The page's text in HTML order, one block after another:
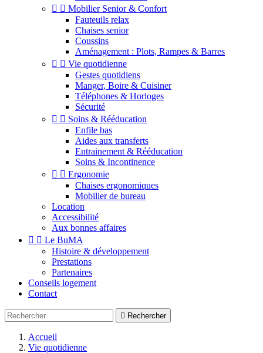
  Mobilier Senior & Confort
Fauteuils relax
Chaises senior
Coussins
Aménagement : Plots, Rampes & Barres
  Vie quotidienne
Gestes quotidiens
Manger, Boire & Cuisiner
Téléphones & Horloges
Sécurité
  Soins & Rééducation
Enfile bas
Aides aux transferts
Entrainement & Rééducation
Soins & Incontinence
  Ergonomie
Chaises ergonomiques
Mobilier de bureau
Location
Accessibilité
Aux bonnes affaires
  Le BuMA
Histoire & développement
Prestations
Partenaires
Conseils logement
Contact
 Rechercher
Accueil
Vie quotidienne